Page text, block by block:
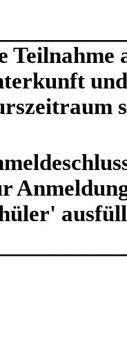
Teilnahme